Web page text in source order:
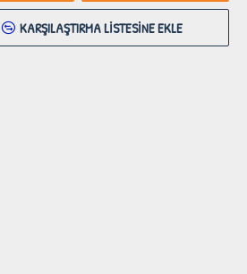
KARŞILAŞTIRMA LISTESINE EKLE